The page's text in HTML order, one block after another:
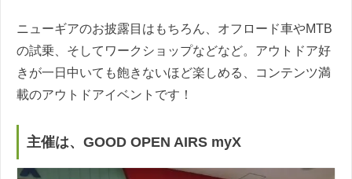
ニューギアのお披露目はもちろん、オフロード車やMTB
の試乗、そしてワークショップなどなど。アウトドア好
きが一日中いても飽きないほど楽しめる、コンテンツ満
載のアウトドアイベントです！
主催は、GOOD OPEN AIRS myX